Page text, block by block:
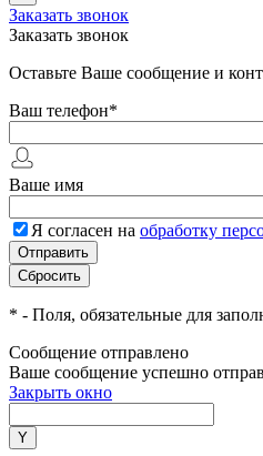
Заказать звонок
Заказать звонок
Оставьте Ваше сообщение и
Ваш телефон*
Ваше имя
Я согласен на обработку
* - Поля, обязательные для
Сообщение отправлено
Ваше сообщение успешно
Закрыть окно